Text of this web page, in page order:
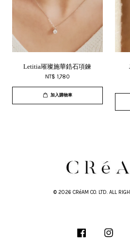
Letitia璀璨施華鋯石項鍊
NT$ 1,780
加入購物車
© 2026 CRéAM CO. LTD. ALL
Facebook